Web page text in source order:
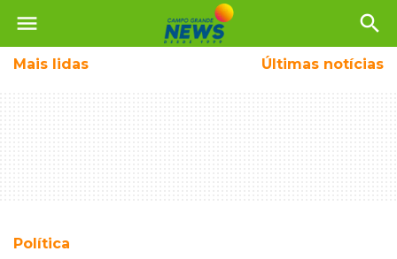
menu search
Mais lidas Últimas notícias
Política